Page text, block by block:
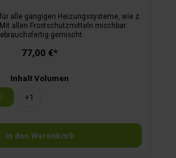
alle gängigen Heizungssysteme, wie z.
allen Frostschutzmitteln mischbar.
gemischt.
77,00 €*
Inhalt Volumen
+1
In den Warenkorb